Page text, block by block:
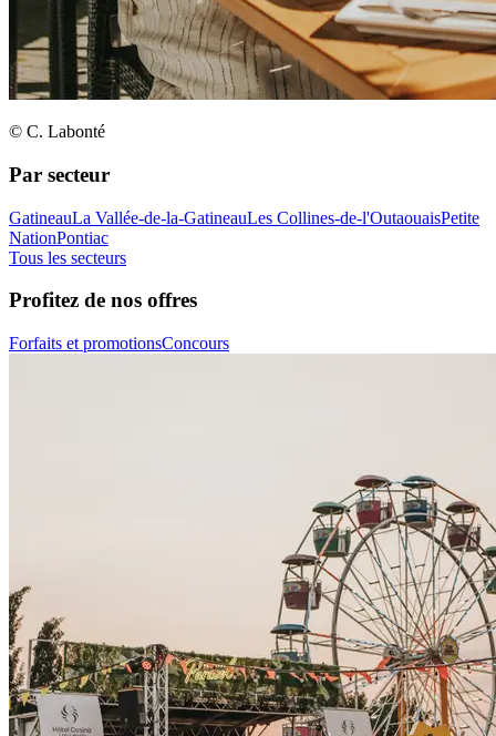
© C. Labonté
Par secteur
GatineauLa Vallée-de-la-GatineauLes Collines-de-l'OutaouaisPetite
NationPontiac
Tous les secteurs
Profitez de nos offres
Forfaits et promotionsConcours